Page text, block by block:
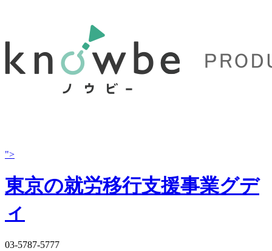
">
東京の就労移行支援事業グデ
ィ
03-5787-5777